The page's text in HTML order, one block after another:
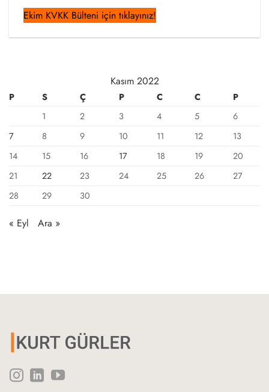
Ekim KVKK Bülteni için tıklayınız!
Kasım 2022
P S Ç P C C
P
1
2 3 4 5
6
7
8 9 10 11 12
13
14
15 16 17 18 19
20
21
22 23 24 25 26
27
28
29 30
« Eyl Ara »